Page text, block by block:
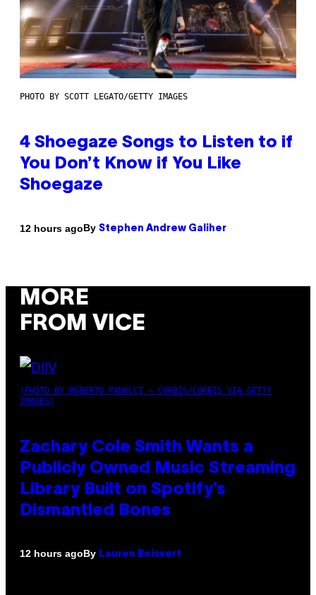
PHOTO BY SCOTT LEGATO/GETTY IMAGES
4 Shoegaze Songs to Listen to if
You Don’t Know if You Like
Shoegaze
12 hours agoBy Stephen Andrew Galiher
MORE
FROM VICE
(PHOTO BY ROBERTO PANUCCI – CORBIS/CORBIS VIA GETTY
IMAGES)
Zachary Cole Smith Wants a
Publicly Owned Music Streaming
Library Built on Spotify’s
Dismantled Bones
12 hours agoBy Lauren Boisvert